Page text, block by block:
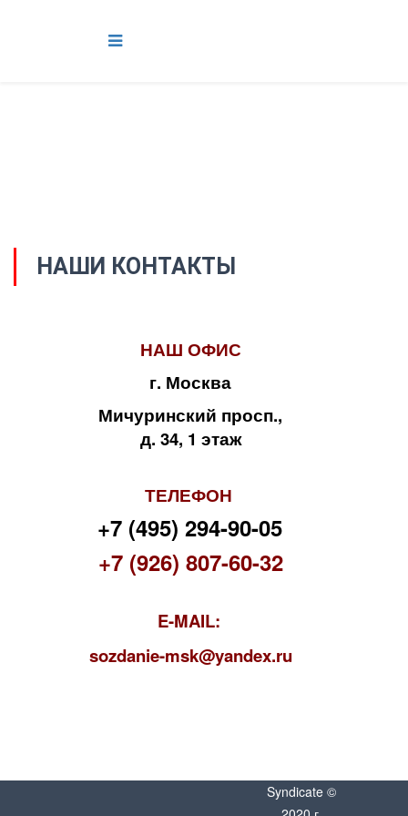
НАШИ КОНТАКТЫ
НАШ ОФИС
г. Москва
Мичуринский просп.,
д. 34, 1 этаж
ТЕЛЕФОН
+7 (495) 294-90-05
+7 (926) 807-60-32
E-MAIL:
sozdanie-msk@yandex.ru
Syndicate ©